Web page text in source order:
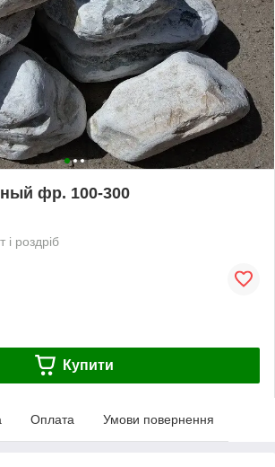
фр. 100-300
і роздріб
Купити
Оплата Умови повернення